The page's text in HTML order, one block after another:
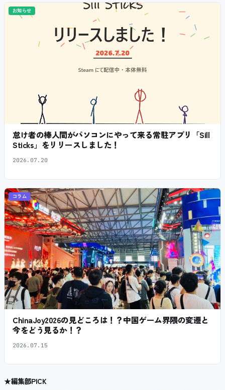
お知らせ
怠け者の棒人間がパソコンにやって来る常駐アプリ「Sill
Sticks」をリリースしました！
2026.07.20
コラム
ChinaJoy2026の見どころは！？中国ゲーム界隈の変遷と
今をどう見るか！？
2026.07.15
★編集部PICK